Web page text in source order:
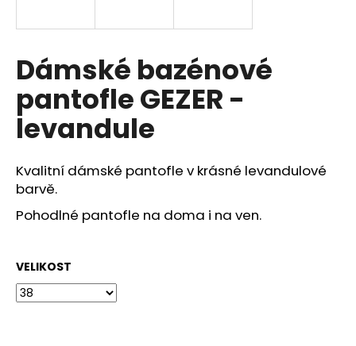
Dámské bazénové
pantofle GEZER -
levandule
Kvalitní dámské pantofle v krásné levandulové
barvě.
Pohodlné pantofle na doma i na ven.
VELIKOST
í
t
?
o
p
o